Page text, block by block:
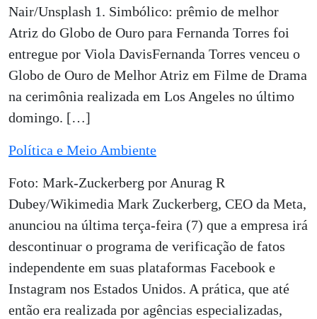
Nair/Unsplash 1. Simbólico: prêmio de melhor
Atriz do Globo de Ouro para Fernanda Torres foi
entregue por Viola DavisFernanda Torres venceu o
Globo de Ouro de Melhor Atriz em Filme de Drama
na cerimônia realizada em Los Angeles no último
domingo. […]
Política e Meio Ambiente
Foto: Mark-Zuckerberg por Anurag R
Dubey/Wikimedia Mark Zuckerberg, CEO da Meta,
anunciou na última terça-feira (7) que a empresa irá
descontinuar o programa de verificação de fatos
independente em suas plataformas Facebook e
Instagram nos Estados Unidos. A prática, que até
então era realizada por agências especializadas,